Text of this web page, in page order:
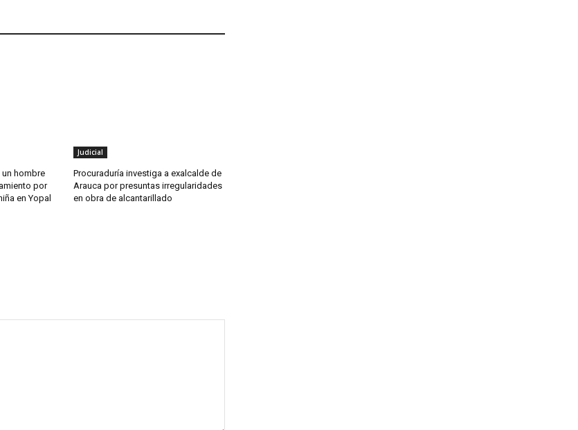
un hombre
por
en Yopal
Judicial
Procuraduría investiga a exalcalde de
Arauca por presuntas irregularidades
en obra de alcantarillado